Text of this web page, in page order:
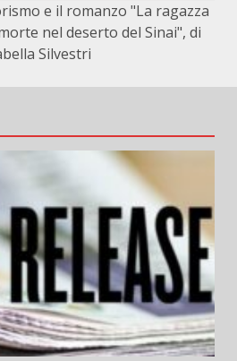
e il romanzo "La ragazza
nel deserto del Sinai", di
Silvestri